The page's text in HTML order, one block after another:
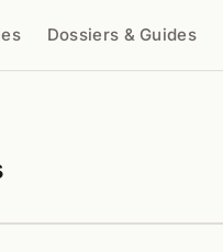
Dossiers & Guides